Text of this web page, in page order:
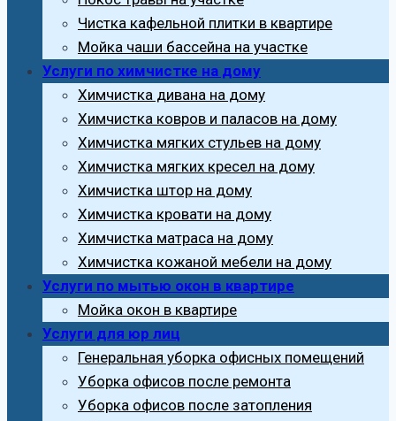
Чистка кафельной плитки в квартире
Мойка чаши бассейна на участке
Услуги по химчистке на дому
Химчистка дивана на дому
Химчистка ковров и паласов на дому
Химчистка мягких стульев на дому
Химчистка мягких кресел на дому
Химчистка штор на дому
Химчистка кровати на дому
Химчистка матраса на дому
Химчистка кожаной мебели на дому
Услуги по мытью окон в квартире
Мойка окон в квартире
Услуги для юр лиц
Генеральная уборка офисных помещений
Уборка офисов после ремонта
Уборка офисов после затопления